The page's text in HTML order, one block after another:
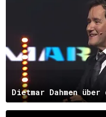
Dietmar Dahmen